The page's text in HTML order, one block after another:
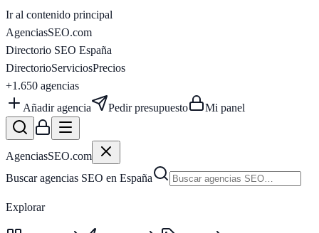
Ir al contenido principal
AgenciasSEO.com
Directorio SEO España
DirectorioServiciosPrecios
+1.650 agencias
Añadir agencia
Pedir presupuesto Mi panel
AgenciasSEO.com
Buscar agencias SEO en España
Explorar